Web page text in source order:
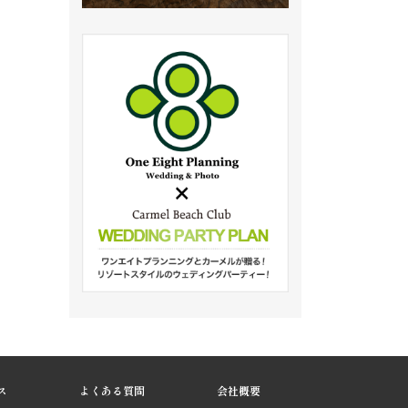
よくある質問 会社概要